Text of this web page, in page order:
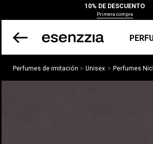
10% DE DESCUENTO
Primera compra
Perfumes de imitación Unisex Perfumes